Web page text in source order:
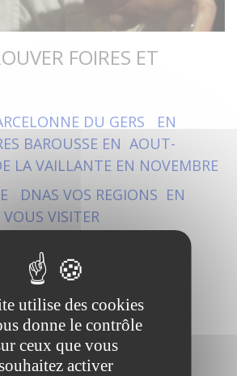
FOIRES ET
DU GERS EN
BAROUSSE EN AOUT-
LA VAILLANTE EN NOVEMBRE
DNAS VOS REGIONS EN
VISITER
NOUS SOMMES A VOS
MILLESIMES
utilise des cookies
donne le contrôle
ceux que vous
activer